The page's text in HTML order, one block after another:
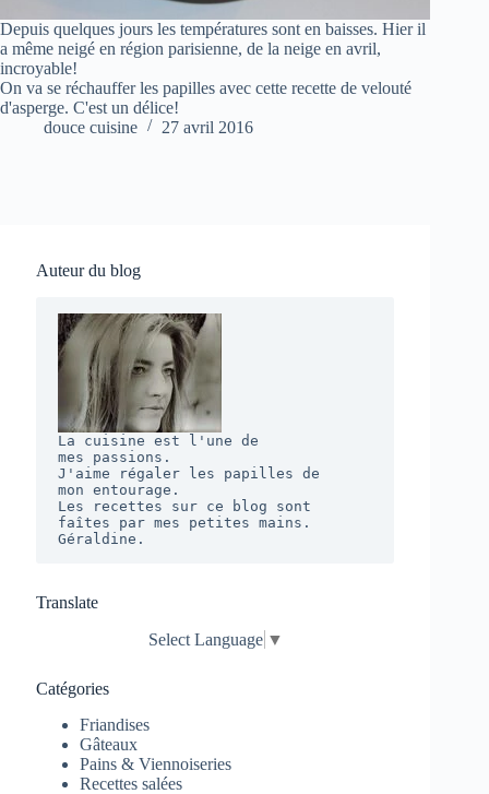
Depuis quelques jours les températures sont en baisses. Hier il
a même neigé en région parisienne, de la neige en avril,
incroyable!
On va se réchauffer les papilles avec cette recette de velouté
d'asperge. C'est un délice!
douce cuisine
27 avril 2016
Auteur du blog
La cuisine est l'une de
mes passions.
J'aime régaler les papilles de
mon entourage.
Les recettes sur ce blog sont
faîtes par mes petites mains.
Géraldine.
Translate
Select Language ▼
Catégories
Friandises
Gâteaux
Pains & Viennoiseries
Recettes salées